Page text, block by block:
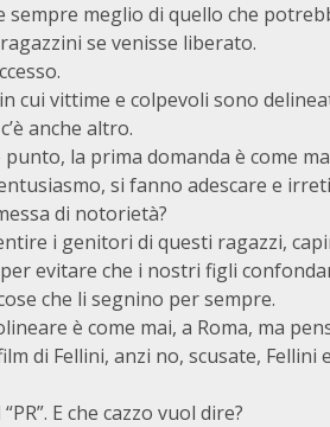
sempre meglio di quello che
se venisse liberato.
cui vittime e colpevoli sono
anche altro.
la prima domanda è come
si fanno adescare e
di notorietà?
i genitori di questi ragazzi,
evitare che i nostri figli
che li segnino per sempre.
è come mai, a Roma, ma
di Fellini, anzi no, scusate,
E che cazzo vuol dire?